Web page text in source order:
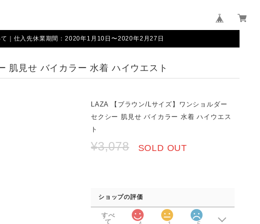
｜仕入先休業期間：2020年1月10日〜2020年2月27日
肌見せ バイカラー 水着 ハイウエスト
LAZA 【ブラウン/Lサイズ】ワンショルダー
セクシー 肌見せ バイカラー 水着 ハイウエス
ト
¥3,078 SOLD OUT
ショップの評価
すべ
て